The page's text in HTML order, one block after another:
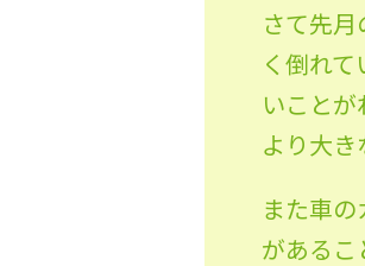
さて先
く倒れ
いこと
より大き
また車
がある